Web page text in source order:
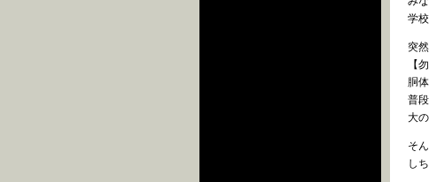
学
突
【
胴
普
大
そ
し